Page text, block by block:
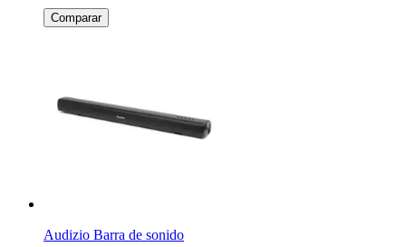
Comparar
Audizio Barra de sonido